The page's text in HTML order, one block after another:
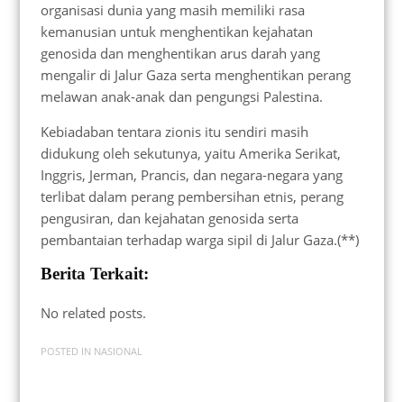
organisasi dunia yang masih memiliki rasa
kemanusian untuk menghentikan kejahatan
genosida dan menghentikan arus darah yang
mengalir di Jalur Gaza serta menghentikan perang
melawan anak-anak dan pengungsi Palestina.
Kebiadaban tentara zionis itu sendiri masih
didukung oleh sekutunya, yaitu Amerika Serikat,
Inggris, Jerman, Prancis, dan negara-negara yang
terlibat dalam perang pembersihan etnis, perang
pengusiran, dan kejahatan genosida serta
pembantaian terhadap warga sipil di Jalur Gaza.(**)
Berita Terkait:
No related posts.
POSTED IN NASIONAL